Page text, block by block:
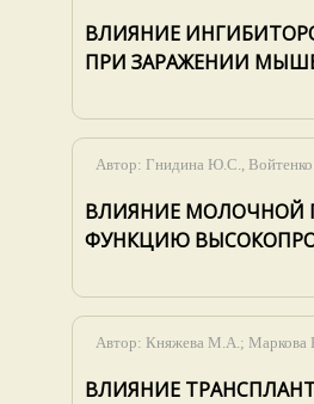
ВЛИЯНИЕ
ПРИ ЗАРАЖЕНИИ
Автор: Гнидина Ю.С.,
ВЛИЯНИЕ МОЛОЧНОЙ
ФУНКЦИЮ
Автор: Княжева М.А.; Маркова
ВЛИЯНИЕ